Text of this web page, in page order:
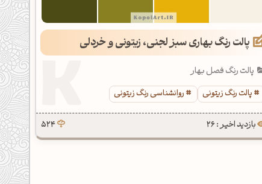
پالت رنگ بهاری سبز لجنی، زیتونی و خردلی
پالت رنگ فصل بهار
پالت رنگ زیتونی
روانشناسی رنگ زیتونی
بازدید اخیر : 26 524